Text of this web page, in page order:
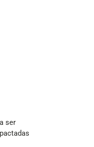
ser